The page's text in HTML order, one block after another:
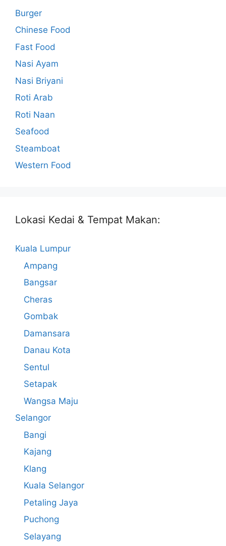
Burger
Chinese Food
Fast Food
Nasi Ayam
Nasi Briyani
Roti Arab
Roti Naan
Seafood
Steamboat
Western Food
Lokasi Kedai & Tempat Makan:
Kuala Lumpur
Ampang
Bangsar
Cheras
Gombak
Damansara
Danau Kota
Sentul
Setapak
Wangsa Maju
Selangor
Bangi
Kajang
Klang
Kuala Selangor
Petaling Jaya
Puchong
Selayang